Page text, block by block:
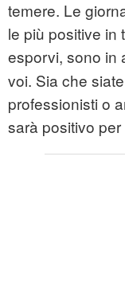
temere. Le
le più positive in
esporvi, sono in
voi. Sia che
professionisti o
sarà positivo